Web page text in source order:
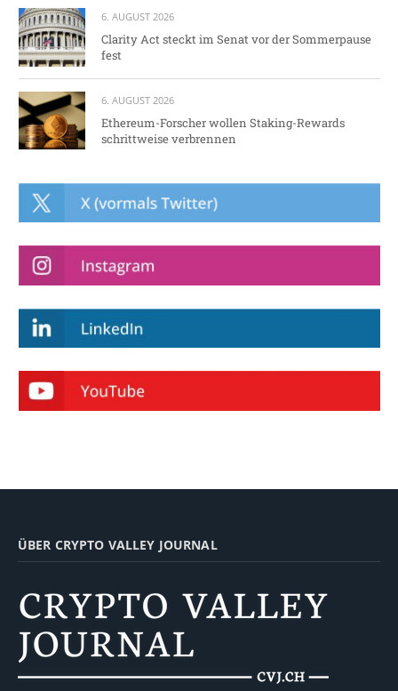
6. AUGUST 2026
Clarity Act steckt im Senat vor der Sommerpause
fest
6. AUGUST 2026
Ethereum-Forscher wollen Staking-Rewards
schrittweise verbrennen
ÜBER CRYPTO VALLEY JOURNAL